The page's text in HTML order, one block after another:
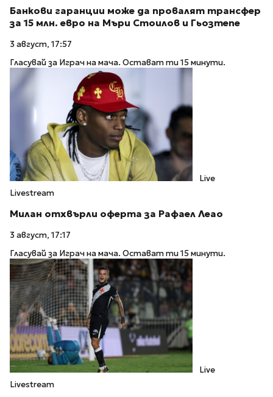
Банкови гаранции може да провалят трансфер
за 15 млн. евро на Мъри Стоилов и Гьозтепе
3 август, 17:57
Гласувай за Играч на мача. Остават ти 15 минути.
Live
Livestream
Милан отхвърли оферта за Рафаел Леао
3 август, 17:17
Гласувай за Играч на мача. Остават ти 15 минути.
Live
Livestream